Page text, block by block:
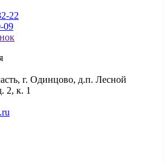
22
09
г. Одинцово, д.п. Лесной
2, к. 1